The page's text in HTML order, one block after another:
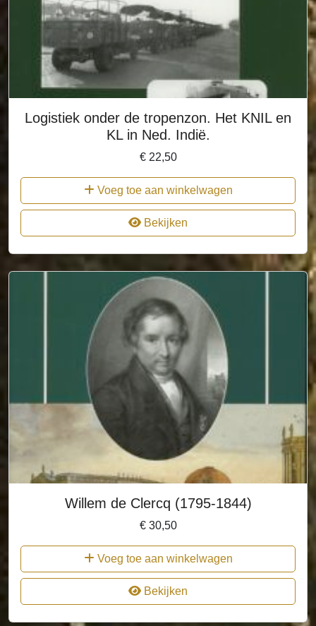
Logistiek onder de tropenzon. Het KNIL en
KL in Ned. Indië.
€22,50
Voeg toe aan winkelwagen
Bekijken
Willem de Clercq (1795-1844)
€30,50
Voeg toe aan winkelwagen
Bekijken